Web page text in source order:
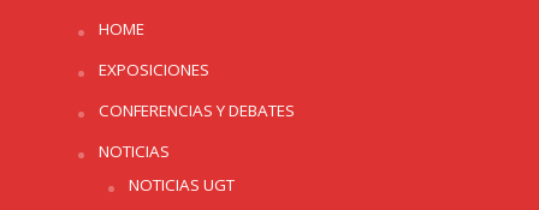
HOME
EXPOSICIONES
CONFERENCIAS Y DEBATES
NOTICIAS
NOTICIAS UGT